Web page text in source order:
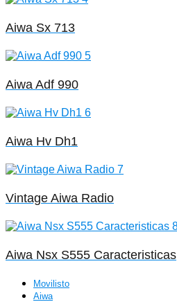
Aiwa Sx 713
Aiwa Adf 990
Aiwa Hv Dh1
Vintage Aiwa Radio
Aiwa Nsx S555 Caracteristicas
Movilisto
Aiwa